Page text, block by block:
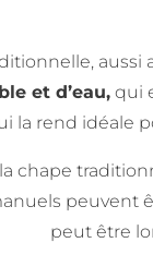
et d’eau,qui
la rend idéale
chape
peuvent
peut être